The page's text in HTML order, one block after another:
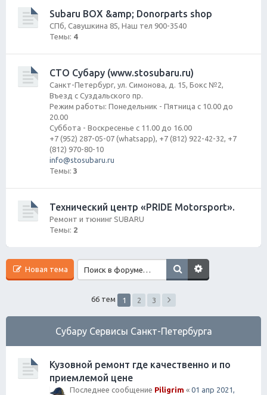
Subaru BOX &amp; Donorparts shop
CПб, Савушкина 85, Наш тел 900-3540
Темы: 4
СТО Субару (www.stosubaru.ru)
Санкт-Петербург, ул. Симонова, д. 15, Бокс №2,
Въезд с Суздальского пр.
Режим работы: Понедельник - Пятница с 10.00 до
20.00
Суббота - Воскресенье с 11.00 до 16.00
+7 (952) 287-05-07 (whatsapp), +7 (812) 922-42-32, +7
(812) 970-80-10
info@stosubaru.ru
Темы: 3
Технический центр «PRIDE Motorsport».
Ремонт и тюнинг SUBARU
Темы: 2
Новая тема
66 тем 1 2 3
Субару Cервисы Санкт-Петербурга
Кузовной ремонт где качественно и по
приемлемой цене
Последнее сообщение Piligrim « 01 апр 2021,